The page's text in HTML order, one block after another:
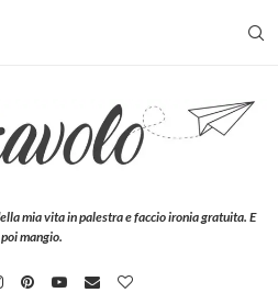
mia vita in palestra e faccio ironia gratuita. E
poi mangio.